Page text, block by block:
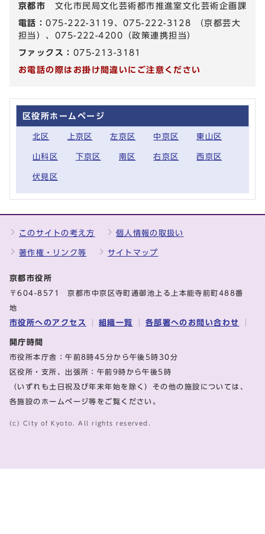
京都市 文化市民局文化芸術都市推進室文化芸術企画課
電話：075-222-3119、075-222-3128 （京都芸大
担当）、075-222-4200（政策連携担当）
ファックス： 075-213-3181
お電話の際はお掛け間違いにご注意ください
区役所ホームページ
北区 上京区 左京区 中京区 東山区
山科区 下京区 南区 右京区 西京区
伏見区
このサイトの考え方 個人情報の取扱い
著作権・リンク等 サイトマップ
京都市役所
〒604-8571 京都市中京区寺町通御池上る上本能寺前町488番
地
市役所へのアクセス 組織一覧 各部署へのお問い合わせ
開庁時間
市役所本庁舎：午前8時45分から午後5時30分
区役所・支所、出張所：午前9時から午後5時
（いずれも土日祝及び年末年始を除く）その他の施設については、
各施設のホームページ等をご覧ください。
(c) City of Kyoto. All rights reserved.